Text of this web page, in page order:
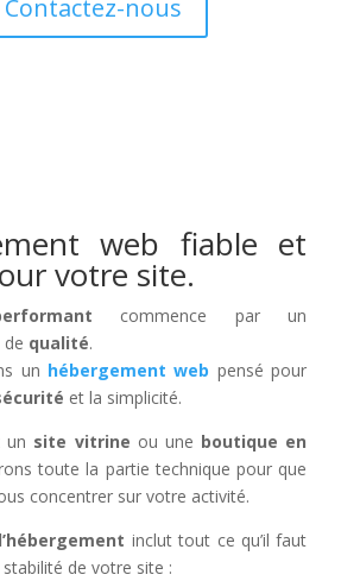
Contactez-nous
web fiable et
votre site.
commence par un
de qualité.
un hébergement web pensé pour
et la simplicité.
un site vitrine ou une boutique en
toute la partie technique pour que
concentrer sur votre activité.
inclut tout ce qu’il faut
de votre site :